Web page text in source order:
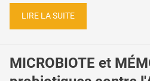
LIRE LA SUITE
MICROBIOTE et